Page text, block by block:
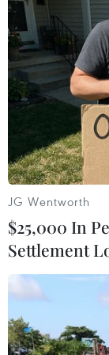
#Xuất khẩu
#Dầu hướng
Theo dõi
TIN LIÊN
JG Wentworth
$25,000 In
Settlement